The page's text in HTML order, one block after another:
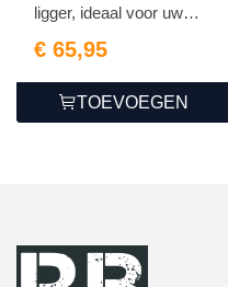
ligger, ideaal voor uw
€ 65,95
TOEVOEGEN